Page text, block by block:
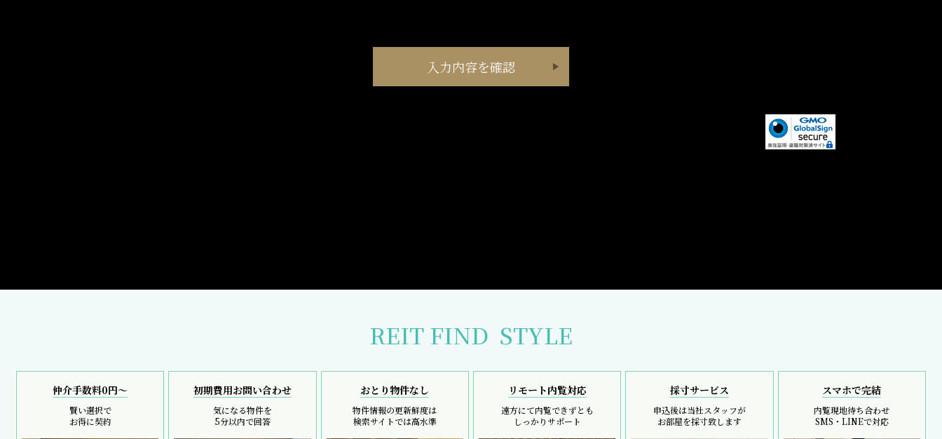
REIT FIND STYLE
仲介手数料0円～
賢い選択で
お得に契約
初期費用お問い合わせ
気になる物件を
5分以内で回答
おとり物件なし
物件情報の更新鮮度は
検索サイトでは高水準
リモート内覧対応
遠方にて内覧できずとも
しっかりサポート
採寸サービス
申込後は当社スタッフが
お部屋を採寸致します
スマホで完結
内覧現地待ち合わせ
SMS・LINEで対応